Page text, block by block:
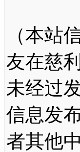
（本站
友在慈
未经过
信息发
者其他